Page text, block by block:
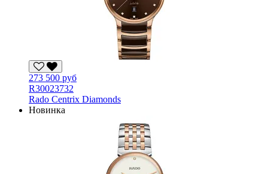
273 500 руб
R30023732
Rado Centrix Diamonds
Новинка